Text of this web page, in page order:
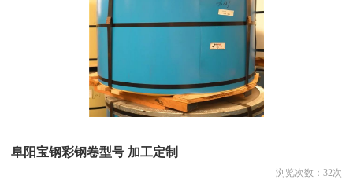
阜阳宝钢彩钢卷型号 加工定制
浏览次数： 32次